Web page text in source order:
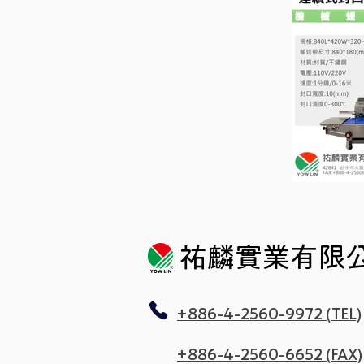
祐麟實業有限
+886-4-2560-9972 (TEL)
+886-4-2560-6652 (FAX)